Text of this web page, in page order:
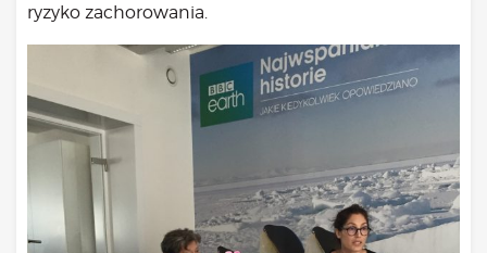
ryzyko zachorowania.
Media
Filmy
Galeria
„Bądź” w mediach
Kontakt